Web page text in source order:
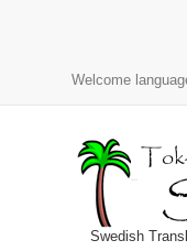
Welcome
Swedish